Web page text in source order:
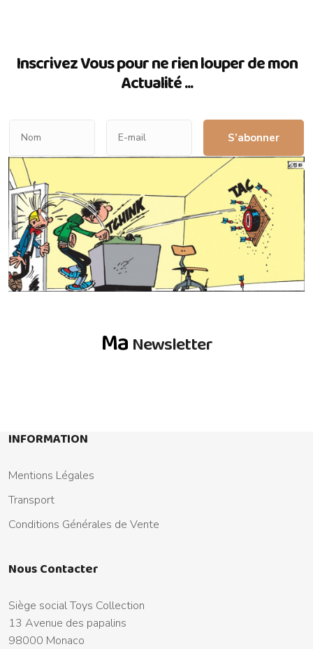
Inscrivez Vous pour ne rien louper de mon
Actualité ...
S’abonner
Ma Newsletter
INFORMATION
Mentions Légales
Transport
Conditions Générales de Vente
Nous Contacter
Siège social Toys Collection
13 Avenue des papalins
98000 Monaco